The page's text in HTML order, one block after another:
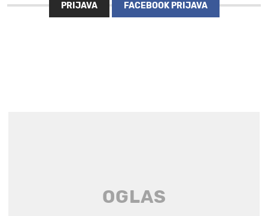
PRIJAVA FACEBOOK PRIJAVA